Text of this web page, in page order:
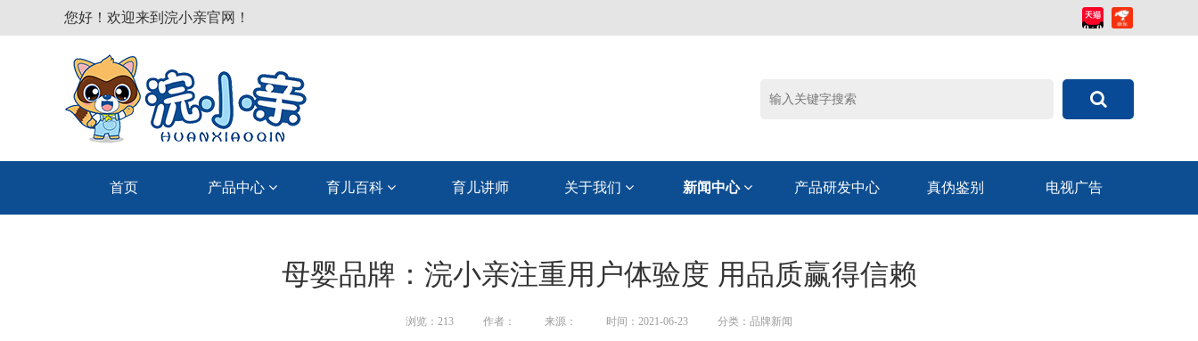
您好！欢迎来到浣小亲官网！
首页 产品中心 育儿百科 育儿讲师 关于我们 新闻中心 产品研发中心 真伪鉴别 电视广告
母婴品牌：浣小亲注重用户体验度 用品质赢得信赖
浏览： 213 作者： 来源： 时间：2021-06-23 分类：品牌新闻